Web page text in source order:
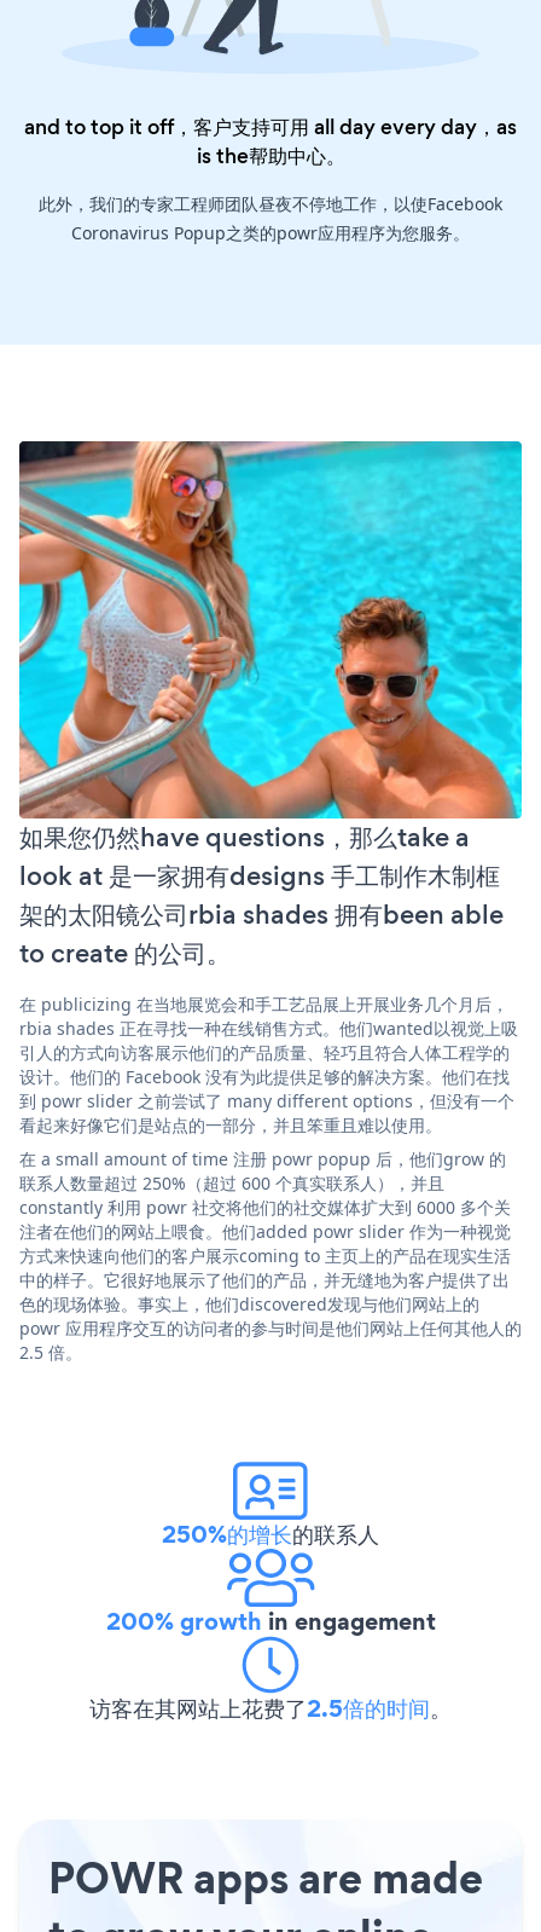
and to top it off，客户支持可用 all day every day，as
is the帮助中心。
此外，我们的专家工程师团队昼夜不停地工作，以使Facebook
Coronavirus Popup之类的powr应用程序为您服务。
如果您仍然have questions，那么take a
look at 是一家拥有designs 手工制作木制框
架的太阳镜公司rbia shades 拥有been able
to create 的公司。
在 publicizing 在当地展览会和手工艺品展上开展业务几个月后，
rbia shades 正在寻找一种在线销售方式。他们wanted以视觉上吸
引人的方式向访客展示他们的产品质量、轻巧且符合人体工程学的
设计。他们的 Facebook 没有为此提供足够的解决方案。他们在找
到 powr slider 之前尝试了 many different options，但没有一个
看起来好像它们是站点的一部分，并且笨重且难以使用。
在 a small amount of time 注册 powr popup 后，他们grow 的
联系人数量超过 250%（超过 600 个真实联系人），并且
constantly 利用 powr 社交将他们的社交媒体扩大到 6000 多个关
注者在他们的网站上喂食。他们added powr slider 作为一种视觉
方式来快速向他们的客户展示coming to 主页上的产品在现实生活
中的样子。它很好地展示了他们的产品，并无缝地为客户提供了出
色的现场体验。事实上，他们discovered发现与他们网站上的
powr 应用程序交互的访问者的参与时间是他们网站上任何其他人的
2.5 倍。
250%的增长的联系人
200% growth in engagement
访客在其网站上花费了2.5倍的时间。
POWR apps are made